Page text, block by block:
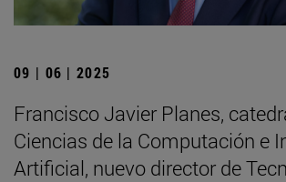
09 | 06 | 2025
Francisco Javier Planes,
Ciencias de la Computación e
Artificial, nuevo director de